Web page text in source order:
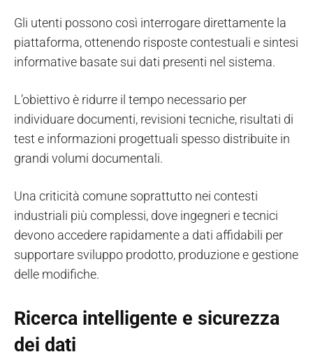
Gli utenti possono così interrogare direttamente la
piattaforma, ottenendo risposte contestuali e sintesi
informative basate sui dati presenti nel sistema.
L’obiettivo è ridurre il tempo necessario per
individuare documenti, revisioni tecniche, risultati di
test e informazioni progettuali spesso distribuite in
grandi volumi documentali.
Una criticità comune soprattutto nei contesti
industriali più complessi, dove ingegneri e tecnici
devono accedere rapidamente a dati affidabili per
supportare sviluppo prodotto, produzione e gestione
delle modifiche.
Ricerca intelligente e sicurezza
dei dati